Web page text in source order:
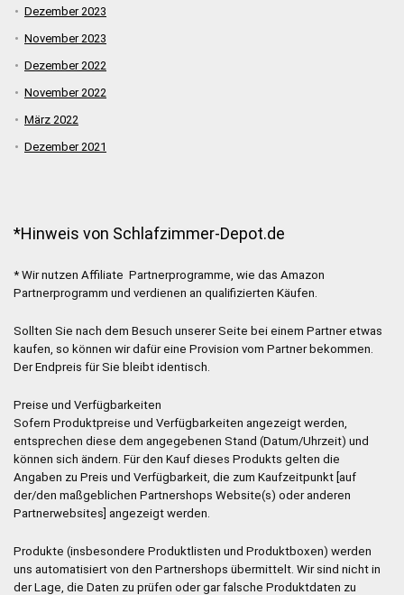
Dezember 2023
November 2023
Dezember 2022
November 2022
März 2022
Dezember 2021
*Hinweis von Schlafzimmer-Depot.de
* Wir nutzen Affiliate Partnerprogramme, wie das Amazon
Partnerprogramm und verdienen an qualifizierten Käufen.
Sollten Sie nach dem Besuch unserer Seite bei einem Partner etwas
kaufen, so können wir dafür eine Provision vom Partner bekommen.
Der Endpreis für Sie bleibt identisch.
Preise und Verfügbarkeiten
Sofern Produktpreise und Verfügbarkeiten angezeigt werden,
entsprechen diese dem angegebenen Stand (Datum/Uhrzeit) und
können sich ändern. Für den Kauf dieses Produkts gelten die
Angaben zu Preis und Verfügbarkeit, die zum Kaufzeitpunkt [auf
der/den maßgeblichen Partnershops Website(s) oder anderen
Partnerwebsites] angezeigt werden.
Produkte (insbesondere Produktlisten und Produktboxen) werden
uns automatisiert von den Partnershops übermittelt. Wir sind nicht in
der Lage, die Daten zu prüfen oder gar falsche Produktdaten zu